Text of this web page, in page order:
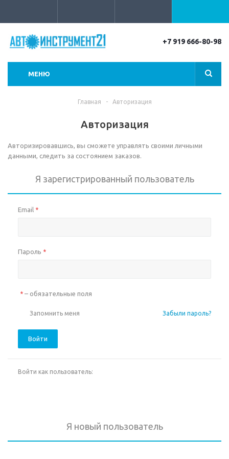
+7 919 666-80-98
МЕНЮ
Главная - Авторизация
Авторизация
Авторизировавшись, вы сможете управлять своими личными
данными, следить за состоянием заказов.
Я зарегистрированный пользователь
Email *
Пароль *
* – обязательные поля
Забыли пароль?
Запомнить меня
Войти
Войти как пользователь:
Я новый пользователь